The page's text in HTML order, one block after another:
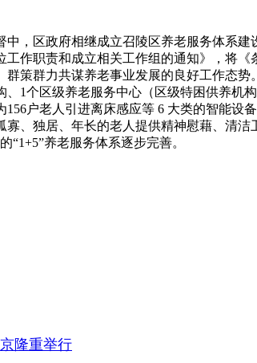
区政府相继成立召陵区养老服务体系建
作职责和成立相关工作组的通知》，将
策群力共谋养老事业发展的良好工作态
1个区级养老服务中心（区级特困供养机
156户老人引进离床感应等 6 大类的智能
、独居、年长的老人提供精神慰藉、清
“1+5”养老服务体系逐步完善。
隆重举行